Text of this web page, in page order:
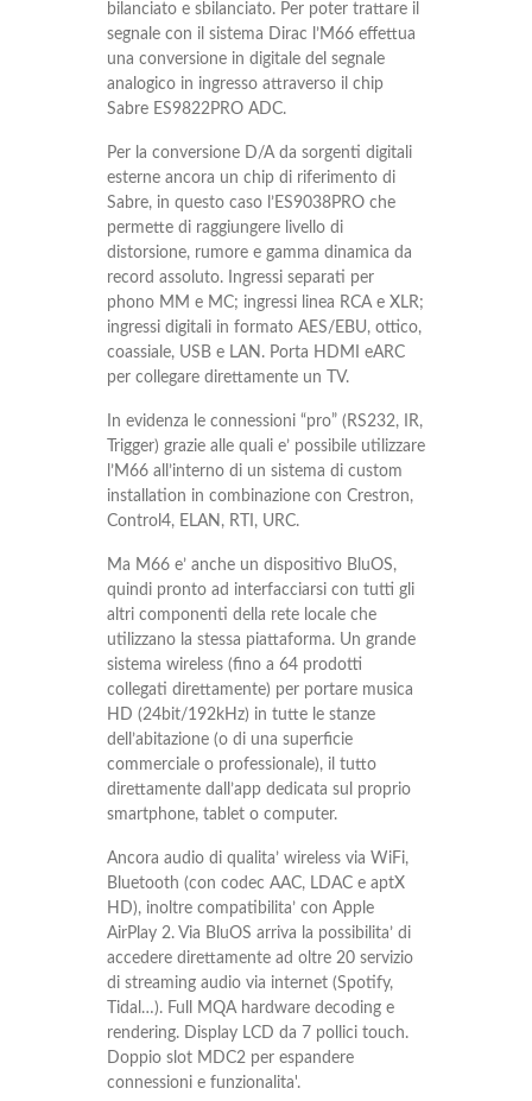
bilanciato e sbilanciato. Per poter trattare il
segnale con il sistema Dirac l’M66 effettua
una conversione in digitale del segnale
analogico in ingresso attraverso il chip
Sabre ES9822PRO ADC.
Per la conversione D/A da sorgenti digitali
esterne ancora un chip di riferimento di
Sabre, in questo caso l’ES9038PRO che
permette di raggiungere livello di
distorsione, rumore e gamma dinamica da
record assoluto. Ingressi separati per
phono MM e MC; ingressi linea RCA e XLR;
ingressi digitali in formato AES/EBU, ottico,
coassiale, USB e LAN. Porta HDMI eARC
per collegare direttamente un TV.
In evidenza le connessioni “pro” (RS232, IR,
Trigger) grazie alle quali e’ possibile utilizzare
l’M66 all’interno di un sistema di custom
installation in combinazione con Crestron,
Control4, ELAN, RTI, URC.
Ma M66 e’ anche un dispositivo BluOS,
quindi pronto ad interfacciarsi con tutti gli
altri componenti della rete locale che
utilizzano la stessa piattaforma. Un grande
sistema wireless (fino a 64 prodotti
collegati direttamente) per portare musica
HD (24bit/192kHz) in tutte le stanze
dell’abitazione (o di una superficie
commerciale o professionale), il tutto
direttamente dall’app dedicata sul proprio
smartphone, tablet o computer.
Ancora audio di qualita’ wireless via WiFi,
Bluetooth (con codec AAC, LDAC e aptX
HD), inoltre compatibilita’ con Apple
AirPlay 2. Via BluOS arriva la possibilita’ di
accedere direttamente ad oltre 20 servizio
di streaming audio via internet (Spotify,
Tidal…). Full MQA hardware decoding e
rendering. Display LCD da 7 pollici touch.
Doppio slot MDC2 per espandere
connessioni e funzionalita'.